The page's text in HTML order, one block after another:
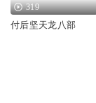
319
付后坚天龙八部